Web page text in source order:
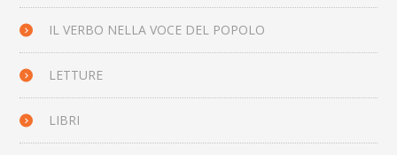
IL VERBO NELLA VOCE DEL POPOLO
LETTURE
LIBRI